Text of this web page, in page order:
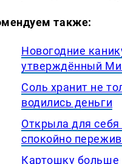
также:
Новогодние
утверждённый
Соль хранит не
водились деньги
Открыла для
спокойно
Картошку больше